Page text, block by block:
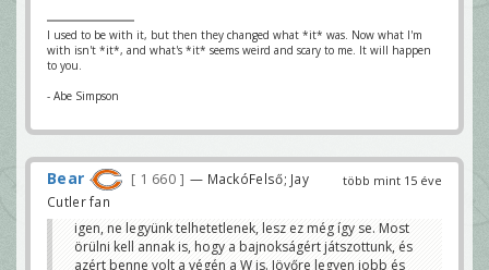
I used to be with it, but then they changed what *it* was. Now what I'm
with isn't *it*, and what's *it* seems weird and scary to me. It will happen
to you.
- Abe Simpson
több mint 15 éve
Bear 1 660
— MackóFelső; Jay
Cutler fan
igen, ne legyünk telhetetlenek, lesz ez még így se. Most
örülni kell annak is, hogy a bajnokságért játszottunk, és
azért benne volt a végén a W is. Jövőre legyen jobb és